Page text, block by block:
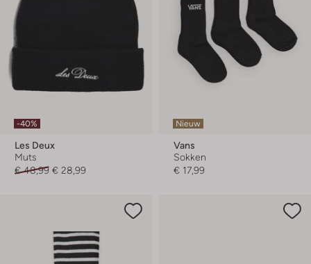
-40%
Les Deux
Muts
€ 48,99 € 28,99
Nieuw
Vans
Sokken
€ 17,99